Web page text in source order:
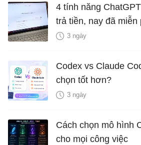
4 tính năng
trả tiền, nay đã miễn
3 ngày
Codex vs Claude
chọn tốt hơn?
3 ngày
Cách chọn mô hình
cho mọi công việc